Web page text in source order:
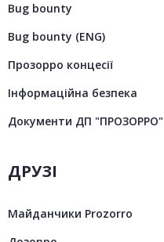
Bug bounty
Bug bounty (ENG)
Прозорро концесії
Інформаційна безпека
Документи ДП "ПРОЗОРРО"
ДРУЗІ
Майданчики Prozorro